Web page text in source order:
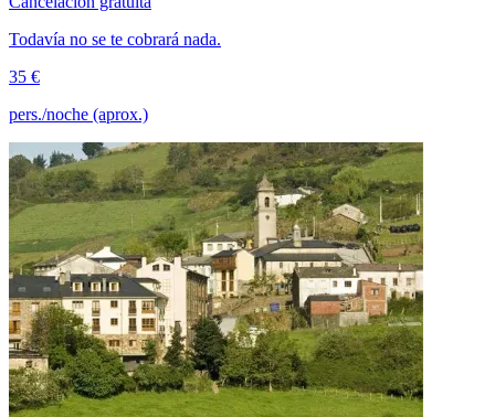
Todavía no se te cobrará nada.
35 €
pers./noche (aprox.)